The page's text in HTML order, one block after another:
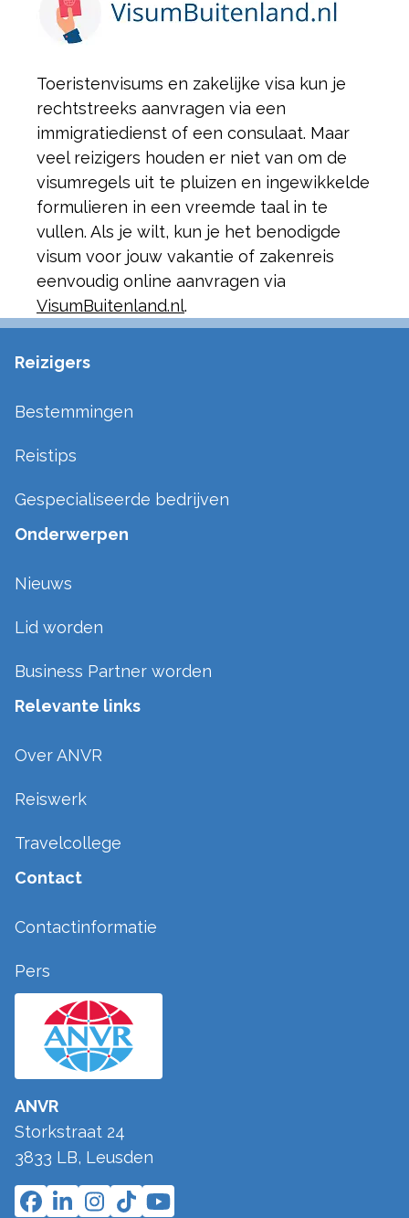
Toeristenvisums en zakelijke visa kun je
rechtstreeks aanvragen via een
immigratiedienst of een consulaat. Maar
veel reizigers houden er niet van om de
visumregels uit te pluizen en ingewikkelde
formulieren in een vreemde taal in te
vullen. Als je wilt, kun je het benodigde
visum voor jouw vakantie of zakenreis
eenvoudig online aanvragen via
VisumBuitenland.nl.
ANVR
Storkstraat 24
3833 LB, Leusden
Reizigers
Bestemmingen
Reistips
Gespecialiseerde bedrijven
Onderwerpen
Nieuws
Lid worden
Business Partner worden
Relevante links
Over ANVR
Reiswerk
Travelcollege
Contact
Contactinformatie
Pers